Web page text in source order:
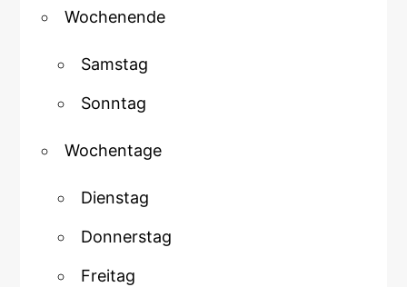
Wochenende
Samstag
Sonntag
Wochentage
Dienstag
Donnerstag
Freitag